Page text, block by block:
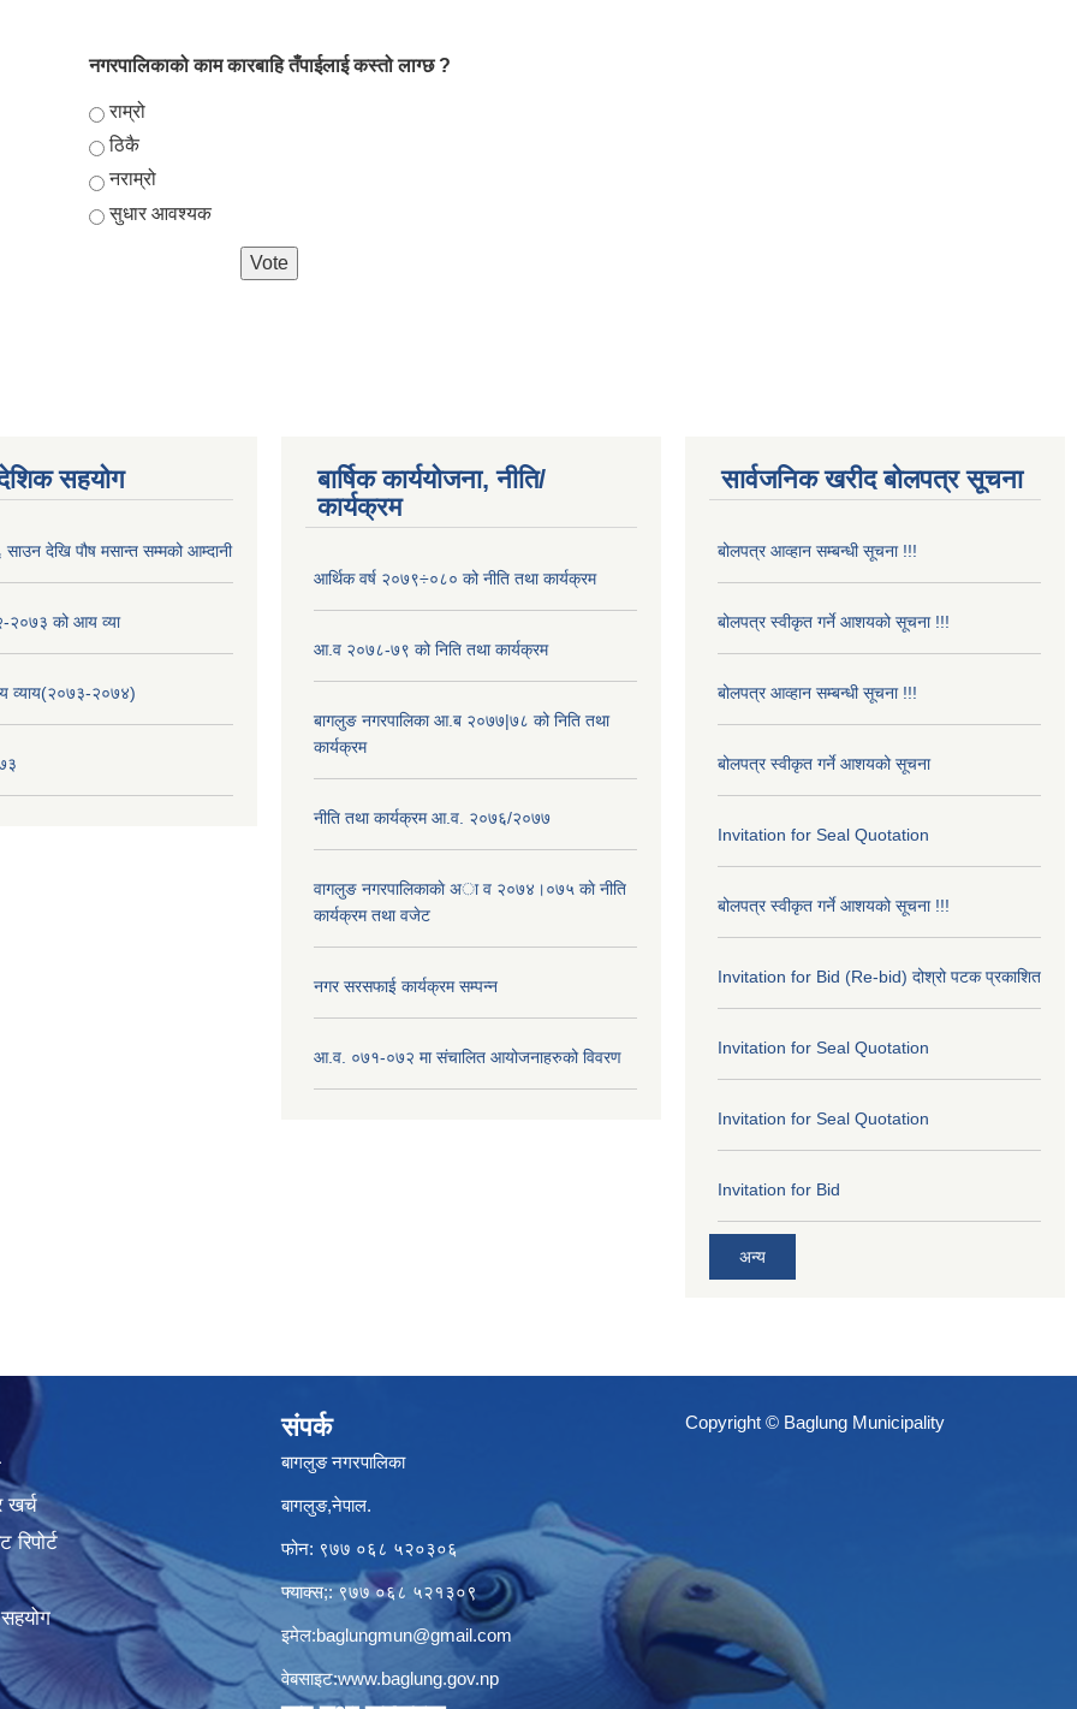
नगरपालिकाको काम कारबाहि तँपाईलाई कस्तो लाग्छ ?
Choices
राम्रो
ठिकै
नराम्रो
सुधार आवश्यक
सहयोग
साउन देखि पौष मसान्त सम्मको आम्दानी
को आय व्या
२०७४)
बार्षिक कार्ययोजना, नीति/
कार्यक्रम
आर्थिक वर्ष २०७९÷०८० को नीति तथा कार्यक्रम
आ.व २०७८-७९ को निति तथा कार्यक्रम
बागलुङ नगरपालिका आ.ब २०७७|७८ को निति तथा
कार्यक्रम
नीति तथा कार्यक्रम आ.व. २०७६/२०७७
वागलुङ नगरपालिकाकाे अा‍ व २०७४।०७५ काे नीति
कार्यक्रम तथा वजेट
नगर सरसफाई कार्यक्रम सम्पन्न
आ.व. ०७१-०७२ मा संचालित आयोजनाहरुको विवरण
सार्वजनिक खरीद बोलपत्र सूचना
बोलपत्र आव्हान सम्बन्धी सूचना !!!
बोलपत्र स्वीकृत गर्ने आशयको सूचना !!!
बोलपत्र आव्हान सम्बन्धी सूचना !!!
बोलपत्र स्वीकृत गर्ने आशयको सूचना
Invitation for Seal Quotation
बोलपत्र स्वीकृत गर्ने आशयको सूचना !!!
Invitation for Bid (Re-bid) दोश्रो पटक प्रकाशित
Invitation for Seal Quotation
Invitation for Seal Quotation
Invitation for Bid
अन्य
खर्च
संपर्क
बागलुङ नगरपालिका
बागलुङ,नेपाल.
फोन: ९७७ ०६८ ५२०३०६
फ्याक्स;: ९७७ ०६८ ५२१३०९
इमेल:baglungmun@gmail.com
वेबसाइट:www.baglung.gov.np
Copyright © Baglung Municipality